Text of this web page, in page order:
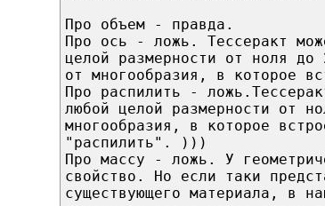
Про объем - правда.
Про ось - ложь. Тессеракт
целой размерности от ноля
от многообразия, в которое
Про распилить -
любой целой размерности от
многообразия, в которое
"распилить". )))
Про массу - ложь. У
свойство. Но если таки
существующего материала, в